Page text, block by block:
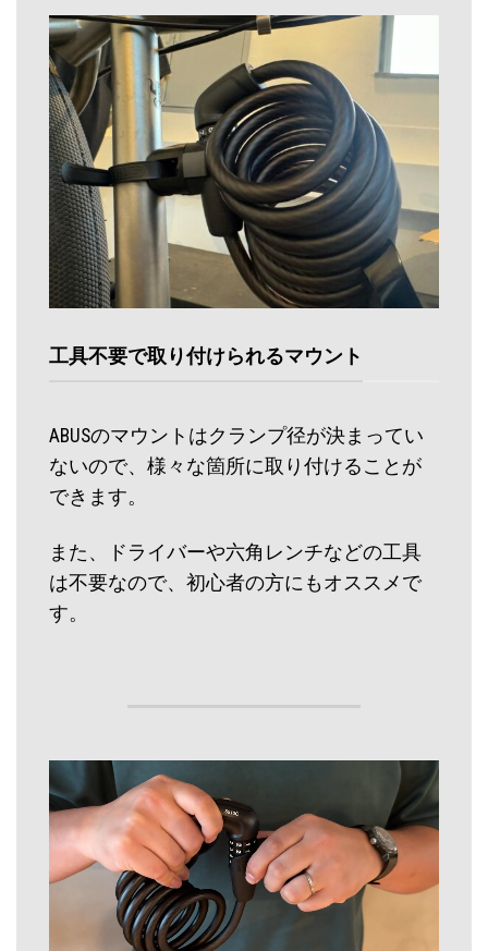
工具不要で取り付けられるマウント
ABUSのマウントはクランプ径が決まってい
ないので、様々な箇所に取り付けることが
できます。
また、ドライバーや六角レンチなどの工具
は不要なので、初心者の方にもオススメで
す。